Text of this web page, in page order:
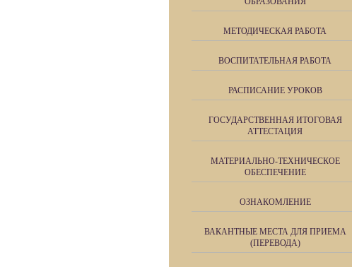
МЕТОДИЧЕСКАЯ РАБОТА
ВОСПИТАТЕЛЬНАЯ РАБОТА
РАСПИСАНИЕ УРОКОВ
ГОСУДАРСТВЕННАЯ ИТОГОВАЯ
АТТЕСТАЦИЯ
МАТЕРИАЛЬНО-ТЕХНИЧЕСКОЕ
ОБЕСПЕЧЕНИЕ
ОЗНАКОМЛЕНИЕ
ВАКАНТНЫЕ МЕСТА ДЛЯ ПРИЕМА
(ПЕРЕВОДА)